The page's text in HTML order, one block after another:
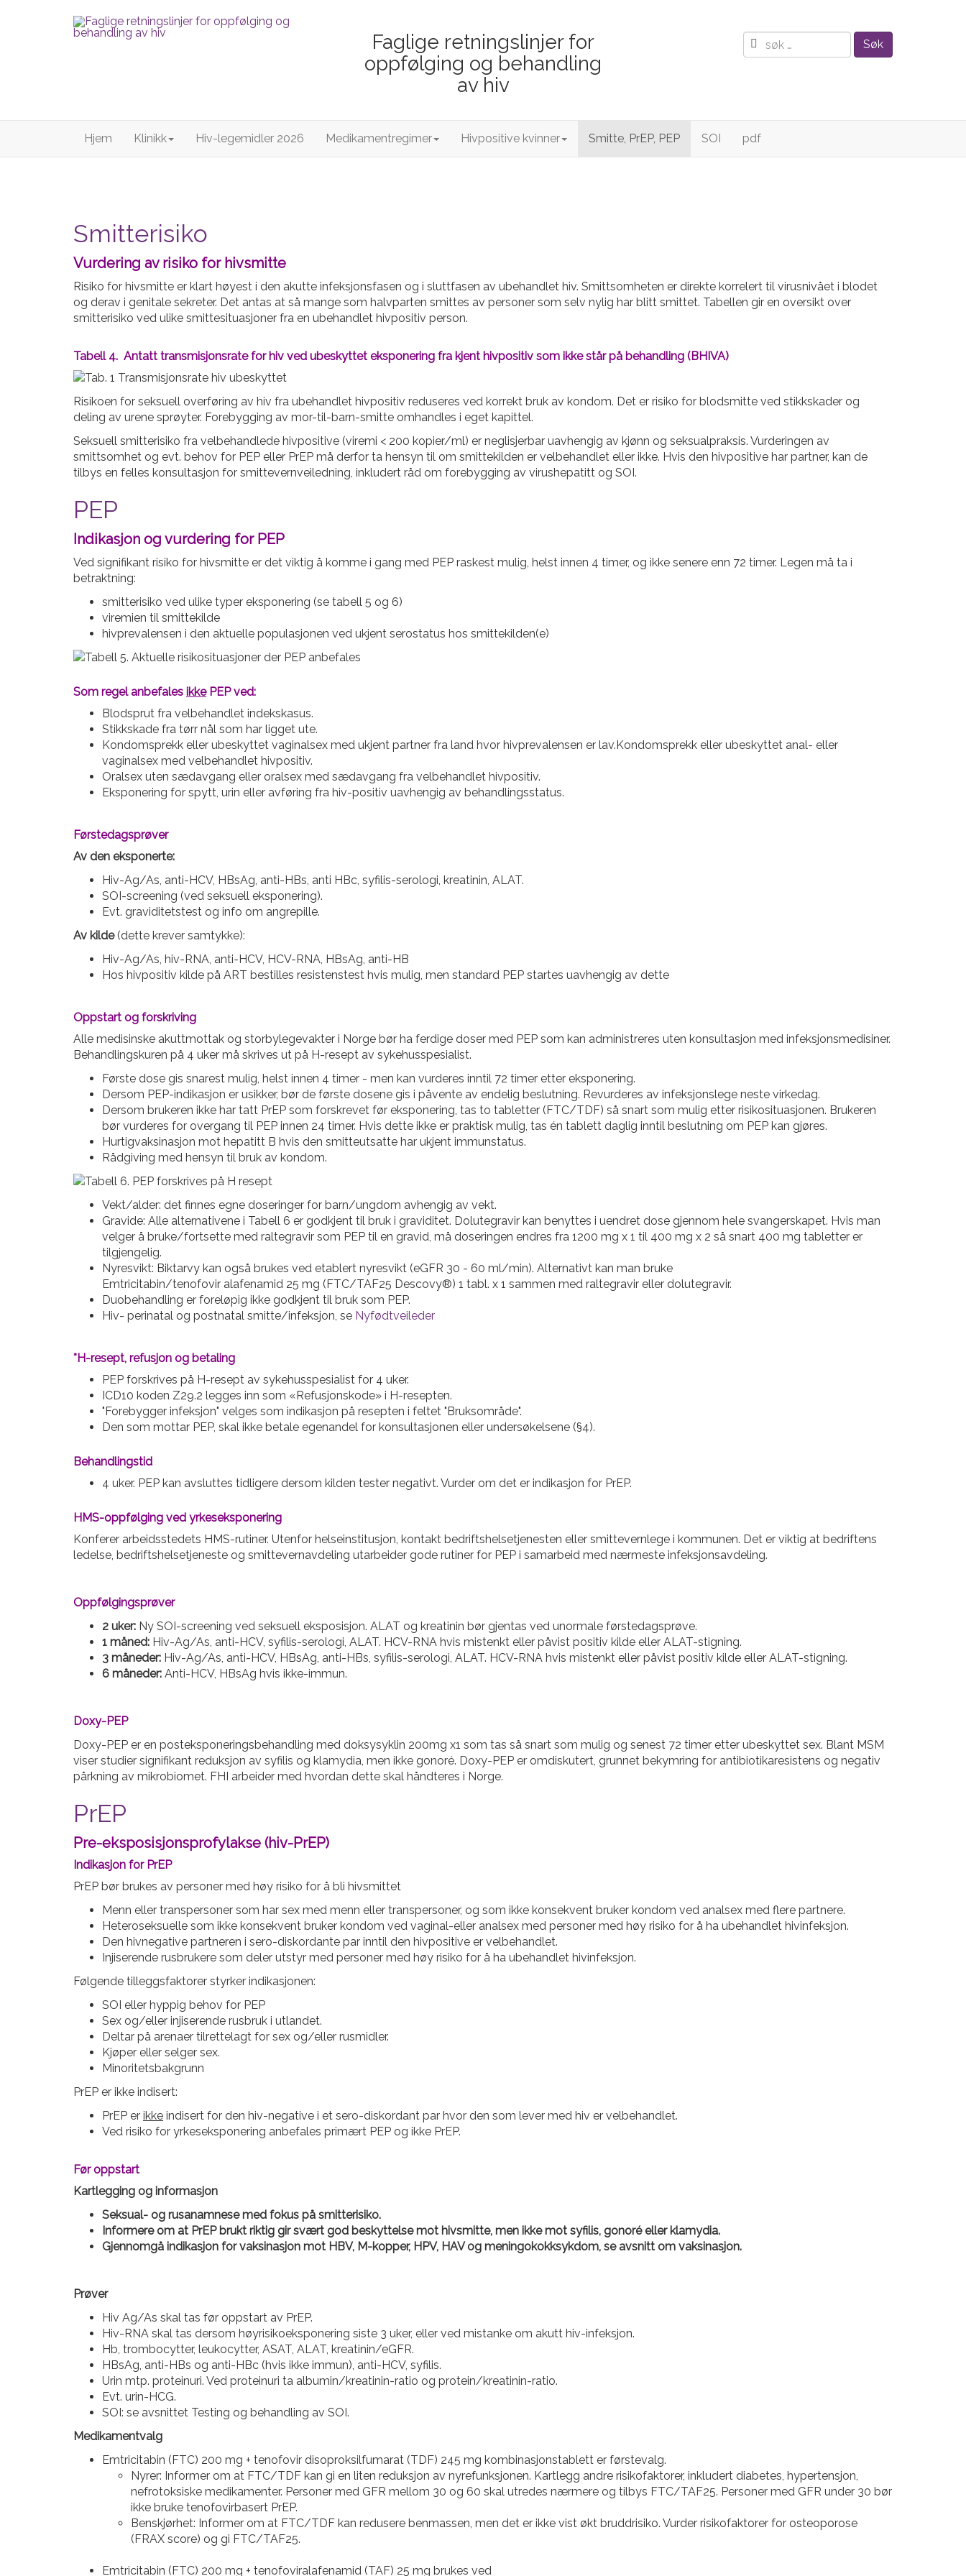
Faglige retningslinjer for
oppfølging og behandling
av hiv
Søk
Hjem Klinikk Hiv-legemidler 2026 Medikamentregimer Hivpositive kvinner Smitte, PrEP, PEP SOI pdf
Smitterisiko
Vurdering av risiko for hivsmitte
Risiko for hivsmitte er klart høyest i den akutte infeksjonsfasen og i sluttfasen av ubehandlet hiv. Smittsomheten er direkte korrelert til virusnivået i blodet
og derav i genitale sekreter. Det antas at så mange som halvparten smittes av personer som selv nylig har blitt smittet. Tabellen gir en oversikt over
smitterisiko ved ulike smittesituasjoner fra en ubehandlet hivpositiv person.
Tabell 4. Antatt transmisjonsrate for hiv ved ubeskyttet eksponering fra kjent hivpositiv som ikke står på behandling (BHIVA)
Risikoen for seksuell overføring av hiv fra ubehandlet hivpositiv reduseres ved korrekt bruk av kondom. Det er risiko for blodsmitte ved stikkskader og
deling av urene sprøyter. Forebygging av mor-til-barn-smitte omhandles i eget kapittel.
Seksuell smitterisiko fra velbehandlede hivpositive (viremi < 200 kopier/ml) er neglisjerbar uavhengig av kjønn og seksualpraksis. Vurderingen av
smittsomhet og evt. behov for PEP eller PrEP må derfor ta hensyn til om smittekilden er velbehandlet eller ikke. Hvis den hivpositive har partner, kan de
tilbys en felles konsultasjon for smittevernveiledning, inkludert råd om forebygging av virushepatitt og SOI.
PEP
Indikasjon og vurdering for PEP
Ved signifikant risiko for hivsmitte er det viktig å komme i gang med PEP raskest mulig, helst innen 4 timer, og ikke senere enn 72 timer. Legen må ta i
betraktning:
smitterisiko ved ulike typer eksponering (se tabell 5 og 6)
viremien til smittekilde
hivprevalensen i den aktuelle populasjonen ved ukjent serostatus hos smittekilden(e)
Som regel anbefales ikkePEP ved:
Blodsprut fra velbehandlet indekskasus.
Stikkskade fra tørr nål som har ligget ute.
Kondomsprekk eller ubeskyttet vaginalsex med ukjent partner fra land hvor hivprevalensen er lav.Kondomsprekk eller ubeskyttet anal- eller
vaginalsex med velbehandlet hivpositiv.
Oralsex uten sædavgang eller oralsex med sædavgang fra velbehandlet hivpositiv.
Eksponering for spytt, urin eller avføring fra hiv-positiv uavhengig av behandlingsstatus.
Førstedagsprøver
Av den eksponerte:
Hiv-Ag/As, anti-HCV, HBsAg, anti-HBs, anti HBc, syfilis-serologi, kreatinin, ALAT.
SOI-screening (ved seksuell eksponering).
Evt. graviditetstest og info om angrepille.
Av kilde(dette krever samtykke):
Hiv-Ag/As, hiv-RNA, anti-HCV, HCV-RNA, HBsAg, anti-HB
Hos hivpositiv kilde på ART bestilles resistenstest hvis mulig, men standard PEP startes uavhengig av dette
Oppstart og forskriving
Alle medisinske akuttmottak og storbylegevakter i Norge bør ha ferdige doser med PEP som kan administreres uten konsultasjon med infeksjonsmedisiner.
Behandlingskuren på 4 uker må skrives ut på H-resept av sykehusspesialist.
Første dose gis snarest mulig, helst innen 4 timer - men kan vurderes inntil 72 timer etter eksponering.
Dersom PEP-indikasjon er usikker, bør de første dosene gis i påvente av endelig beslutning. Revurderes av infeksjonslege neste virkedag.
Dersom brukeren ikke har tatt PrEP som forskrevet før eksponering, tas to tabletter (FTC/TDF) så snart som mulig etter risikosituasjonen. Brukeren
bør vurderes for overgang til PEP innen 24 timer. Hvis dette ikke er praktisk mulig, tas én tablett daglig inntil beslutning om PEP kan gjøres.
Hurtigvaksinasjon mot hepatitt B hvis den smitteutsatte har ukjent immunstatus.
Rådgiving med hensyn til bruk av kondom.
Vekt/alder: det finnes egne doseringer for barn/ungdom avhengig av vekt.
Gravide: Alle alternativene i Tabell 6 er godkjent til bruk i graviditet. Dolutegravir kan benyttes i uendret dose gjennom hele svangerskapet. Hvis man
velger å bruke/fortsette med raltegravir som PEP til en gravid, må doseringen endres fra 1200 mg x 1 til 400 mg x 2 så snart 400 mg tabletter er
tilgjengelig.
Nyresvikt: Biktarvy kan også brukes ved etablert nyresvikt (eGFR 30 - 60 ml/min). Alternativt kan man bruke
Emtricitabin/tenofovir alafenamid 25 mg (FTC/TAF25 Descovy®) 1 tabl. x 1 sammen med raltegravir eller dolutegravir.
Duobehandling er foreløpig ikke godkjent til bruk som PEP.
Hiv- perinatal og postnatal smitte/infeksjon, se Nyfødtveileder
*H-resept, refusjon og betaling
PEP forskrives på H-resept av sykehusspesialist for 4 uker.
ICD10 koden Z29.2 legges inn som «Refusjonskode» i H-resepten.
"Forebygger infeksjon" velges som indikasjon på resepten i feltet "Bruksområde".
Den som mottar PEP, skal ikke betale egenandel for konsultasjonen eller undersøkelsene (§4).
Behandlingstid
4 uker. PEP kan avsluttes tidligere dersom kilden tester negativt. Vurder om det er indikasjon for PrEP.
HMS-oppfølging ved yrkeseksponering
Konferer arbeidsstedets HMS-rutiner. Utenfor helseinstitusjon, kontakt bedriftshelsetjenesten eller smittevernlege i kommunen. Det er viktig at bedriftens
ledelse, bedriftshelsetjeneste og smittevernavdeling utarbeider gode rutiner for PEP i samarbeid med nærmeste infeksjonsavdeling.
Oppfølgingsprøver
2 uker: Ny SOI-screening ved seksuell eksposisjon. ALAT og kreatinin bør gjentas ved unormale førstedagsprøve.
1 måned: Hiv-Ag/As, anti-HCV, syfilis-serologi, ALAT. HCV-RNA hvis mistenkt eller påvist positiv kilde eller ALAT-stigning.
3 måneder: Hiv-Ag/As, anti-HCV, HBsAg, anti-HBs, syfilis-serologi, ALAT. HCV-RNA hvis mistenkt eller påvist positiv kilde eller ALAT-stigning.
6 måneder: Anti-HCV, HBsAg hvis ikke-immun.
Doxy-PEP
Doxy-PEP er en posteksponeringsbehandling med doksysyklin 200mg x1 som tas så snart som mulig og senest 72 timer etter ubeskyttet sex. Blant MSM
viser studier signifikant reduksjon av syfilis og klamydia, men ikke gonoré. Doxy-PEP er omdiskutert, grunnet bekymring for antibiotikaresistens og negativ
pårkning av mikrobiomet. FHI arbeider med hvordan dette skal håndteres i Norge.
PrEP
Pre-eksposisjonsprofylakse (hiv-PrEP)
Indikasjon for PrEP
PrEP bør brukes av personer med høy risiko for å bli hivsmittet
Menn eller transpersoner som har sex med menn eller transpersoner, og som ikke konsekvent bruker kondom ved analsex med flere partnere.
Heteroseksuelle som ikke konsekvent bruker kondom ved vaginal-eller analsex med personer med høy risiko for å ha ubehandlet hivinfeksjon.
Den hivnegative partneren i sero-diskordante par inntil den hivpositive er velbehandlet.
Injiserende rusbrukere som deler utstyr med personer med høy risiko for å ha ubehandlet hivinfeksjon.
Følgende tilleggsfaktorer styrker indikasjonen:
SOI eller hyppig behov for PEP
Sex og/eller injiserende rusbruk i utlandet.
Deltar på arenaer tilrettelagt for sex og/eller rusmidler.
Kjøper eller selger sex.
Minoritetsbakgrunn
PrEP er ikke indisert:
PrEP er ikke indisert for den hiv-negative i et sero-diskordant par hvor den som lever med hiv er velbehandlet.
Ved risiko for yrkeseksponering anbefales primært PEP og ikke PrEP.
Før oppstart
Kartlegging og informasjon
Seksual- og rusanamnese med fokus på smitterisiko.
Informere om at PrEP brukt riktig gir svært god beskyttelse mot hivsmitte, men ikke mot syfilis, gonoré eller klamydia.
Gjennomgå indikasjon for vaksinasjon mot HBV, M-kopper, HPV, HAV og meningokokksykdom, se avsnitt om vaksinasjon.
Prøver
Hiv Ag/As skal tas før oppstart av PrEP.
Hiv-RNA skal tas dersom høyrisikoeksponering siste 3 uker, eller ved mistanke om akutt hiv-infeksjon.
Hb, trombocytter, leukocytter, ASAT, ALAT, kreatinin/eGFR.
HBsAg, anti-HBs og anti-HBc (hvis ikke immun), anti-HCV, syfilis.
Urin mtp. proteinuri. Ved proteinuri ta albumin/kreatinin-ratio og protein/kreatinin-ratio.
Evt. urin-HCG.
SOI: se avsnittet Testing og behandling av SOI.
Medikamentvalg
Emtricitabin (FTC) 200 mg + tenofovir disoproksilfumarat (TDF) 245 mg kombinasjonstablett er førstevalg.
Nyrer: Informer om at FTC/TDF kan gi en liten reduksjon av nyrefunksjonen. Kartlegg andre risikofaktorer, inkludert diabetes, hypertensjon,
nefrotoksiske medikamenter. Personer med GFR mellom 30 og 60 skal utredes nærmere og tilbys FTC/TAF25. Personer med GFR under 30 bør
ikke bruke tenofovirbasert PrEP.
Benskjørhet: Informer om at FTC/TDF kan redusere benmassen, men det er ikke vist økt bruddrisiko. Vurder risikofaktorer for osteoporose
(FRAX score) og gi FTC/TAF25.
Emtricitabin (FTC) 200 mg + tenofoviralafenamid (TAF) 25 mg brukes ved